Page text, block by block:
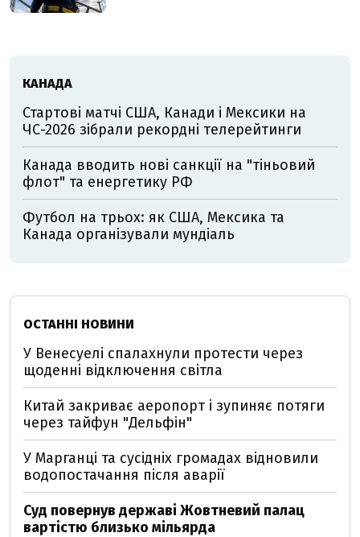
КАНАДА
Стартові матчі США, Канади і Мексики на
ЧС-2026 зібрали рекордні телерейтинги
Канада вводить нові санкції на "тіньовий
флот" та енергетику РФ
Футбол на трьох: як США, Мексика та
Канада організували мундіаль
ОСТАННІ НОВИНИ
У Венесуелі спалахнули протести через
щоденні відключення світла
Китай закриває аеропорт і зупиняє потяги
через тайфун "Дельфін"
У Марганці та сусідніх громадах відновили
водопостачання після аварії
Суд повернув державі Жовтневий палац
вартістю близько мільярда